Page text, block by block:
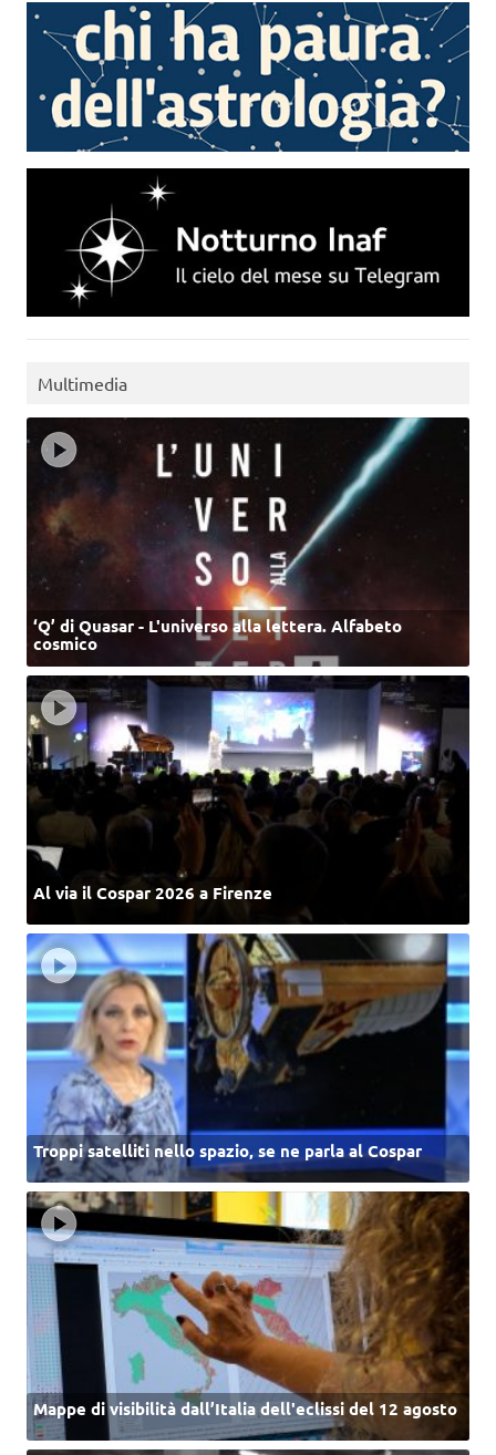
Multimedia
‘Q’ di Quasar - L'universo alla lettera. Alfabeto
cosmico
Al via il Cospar 2026 a Firenze
Troppi satelliti nello spazio, se ne parla al Cospar
Mappe di visibilità dall’Italia dell'eclissi del 12 agosto